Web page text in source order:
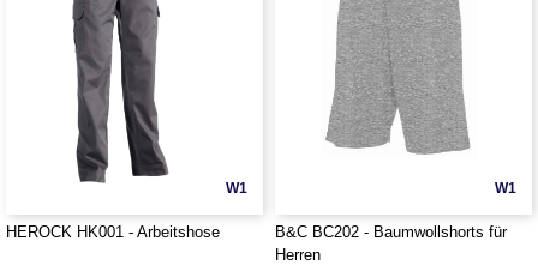
W1
HEROCK HK001 - Arbeitshose
W1
B&C BC202 - Baumwollshorts für
Herren